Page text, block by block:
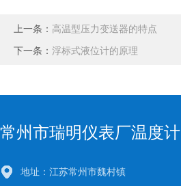
上一条： 高温型压力变送器的特点
下一条： 浮标式液位计的原理
常州市瑞明仪表厂温度计
地址：江苏常州市魏村镇